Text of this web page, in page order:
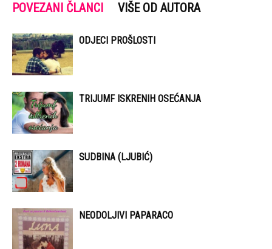
POVEZANI ČLANCI VIŠE OD AUTORA
ODJECI PROŠLOSTI
TRIJUMF ISKRENIH OSEĆANJA
SUDBINA (LJUBIĆ)
NEODOLJIVI PAPARACO